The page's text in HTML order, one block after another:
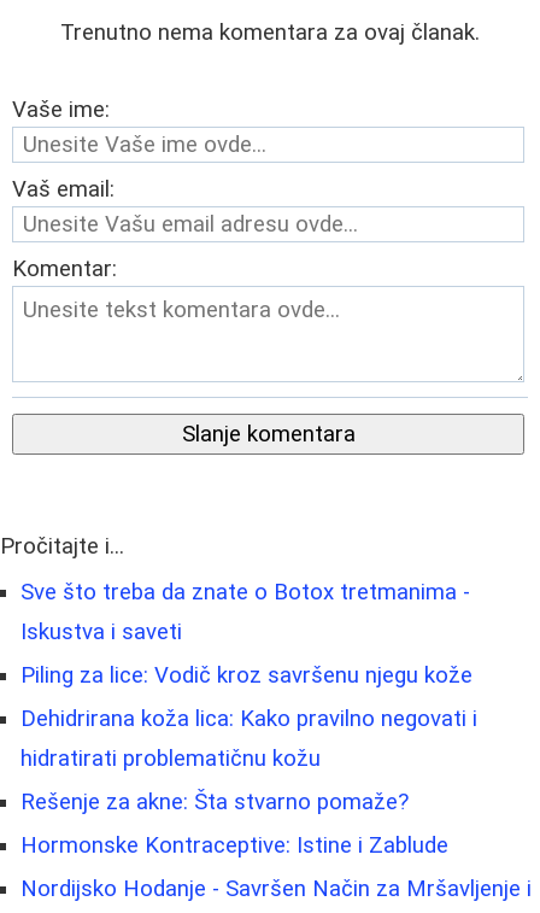
Trenutno nema komentara za ovaj članak.
Vaše ime:
Vaš email:
Komentar:
Slanje komentara
Pročitajte i...
Sve što treba da znate o Botox tretmanima -
Iskustva i saveti
Piling za lice: Vodič kroz savršenu njegu kože
Dehidrirana koža lica: Kako pravilno negovati i
hidratirati problematičnu kožu
Rešenje za akne: Šta stvarno pomaže?
Hormonske Kontraceptive: Istine i Zablude
Nordijsko Hodanje - Savršen Način za Mršavljenje i